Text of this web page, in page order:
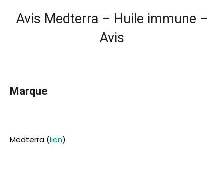
Avis Medterra – Huile immune –
Avis
Marque
Medterra (lien)